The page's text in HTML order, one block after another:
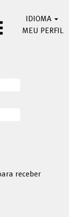
IDIOMA
MEU PERFIL
receber